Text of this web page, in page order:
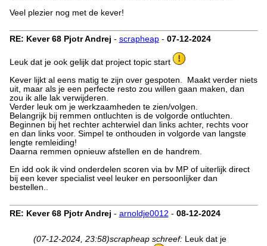
Veel plezier nog met de kever!
RE: Kever 68 Pjotr Andrej - scrapheap- 07-12-2024
Leuk dat je ook gelijk dat project topic start
Kever lijkt al eens matig te zijn over gespoten. Maakt verder niets
uit, maar als je een perfecte resto zou willen gaan maken, dan
zou ik alle lak verwijderen.
Verder leuk om je werkzaamheden te zien/volgen.
Belangrijk bij remmen ontluchten is de volgorde ontluchten.
Beginnen bij het rechter achterwiel dan links achter, rechts voor
en dan links voor. Simpel te onthouden in volgorde van langste
lengte remleiding!
Daarna remmen opnieuw afstellen en de handrem.
En idd ook ik vind onderdelen scoren via bv MP of uiterlijk direct
bij een kever specialist veel leuker en persoonlijker dan
bestellen..
RE: Kever 68 Pjotr Andrej - arnoldje0012 - 08-12-2024
(07-12-2024, 23:58)scrapheap schreef: Leuk dat je